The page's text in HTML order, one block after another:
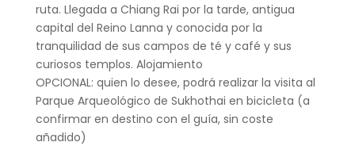
ruta. Llegada a Chiang Rai por la tarde, antigua
capital del Reino Lanna y conocida por la
tranquilidad de sus campos de té y café y sus
curiosos templos. Alojamiento
OPCIONAL: quien lo desee, podrá realizar la visita al
Parque Arqueológico de Sukhothai en bicicleta (a
confirmar en destino con el guía, sin coste
añadido)